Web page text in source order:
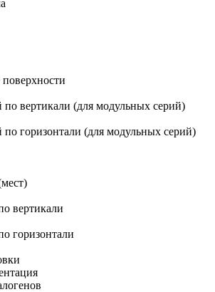
по вертикали (для модульных серий)
по горизонтали (для модульных серий)
вертикали
горизонтали